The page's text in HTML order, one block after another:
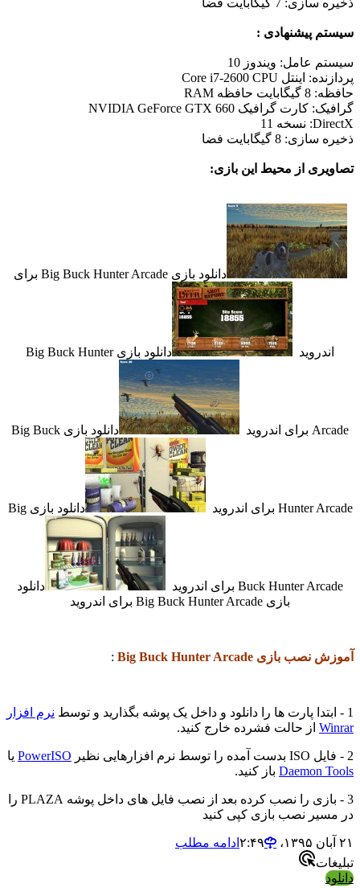
سیستم پیشنهادی :
سیستم عامل: ویندوز 10
پردازنده: اینتل Core i7-2600 CPU
حافظه: 8 گیگابایت حافظه RAM
گرافیک: کارت گرافیک NVIDIA GeForce GTX 660
DirectX: نسخه 11
ذخیره سازی: 8 گیگابایت فضا
تصاویری از محیط این بازی:
دانلود بازی Big Buck Hunter Arcade برای
اندروید دانلود بازی Big Buck Hunter
Arcade برای اندروید دانلود بازی Big Buck
Hunter Arcade برای اندروید دانلود بازی Big
Buck Hunter Arcade برای اندروید
دانلود
بازی Big Buck Hunter Arcade برای اندروید
آموزش نصب بازی Big Buck Hunter Arcade :
1 - ابتدا پارت ها را دانلود و داخل یک پوشه بگذارید و توسط
نرم افزار
Winrar از حالت فشرده خارج کنید.
2 - فایل ISO بدست آمده را توسط نرم افزارهایی نظیر PowerISO یا
Daemon Tools باز کنید.
3 - بازی را نصب کرده بعد از نصب فایل های داخل پوشه PLAZA را
در مسیر نصب بازی کپی کنید
۲۱ آبان ۱۳۹۵،‏ ۲:۴۹
ادامه مطلب
تبلیغات
دانلود